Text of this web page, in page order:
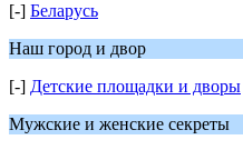
[-] Беларусь
Наш город и двор
[-] Детские площадки и дворы
Мужские и женские секреты